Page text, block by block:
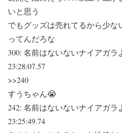
いと思う
でもグッズは売れてるから少な
ってんだろな
300: 名前はないないナイアガラ
23:28:07.57
>>240
すうちゃん😭
242: 名前はないないナイアガラ
23:25:49.74